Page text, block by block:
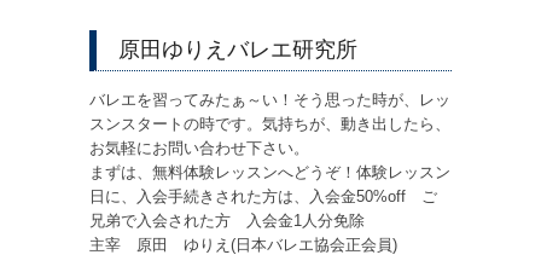
原田ゆりえバレエ研究所
バレエを習ってみたぁ～い！そう思った時が、レッ
スンスタートの時です。気持ちが、動き出したら、
お気軽にお問い合わせ下さい。
まずは、無料体験レッスンへどうぞ！体験レッスン
日に、入会手続きされた方は、入会金50%off ご
兄弟で入会された方 入会金1人分免除
主宰 原田 ゆりえ(日本バレエ協会正会員)